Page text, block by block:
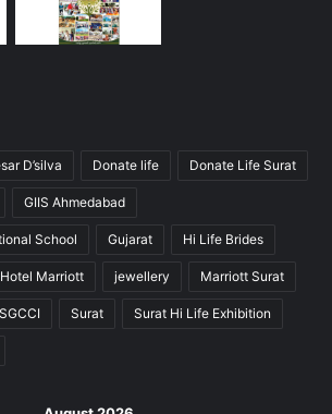
D’silva Donate life Donate Life Surat
GIIS Ahmedabad
School Gujarat Hi Life Brides
Hotel Marriott jewellery Marriott Surat
SGCCI Surat Surat Hi Life Exhibition